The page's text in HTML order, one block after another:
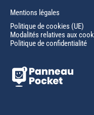
Mentions légales
Politique de cookies (UE)
Modalités relatives aux
Politique de confidentialité